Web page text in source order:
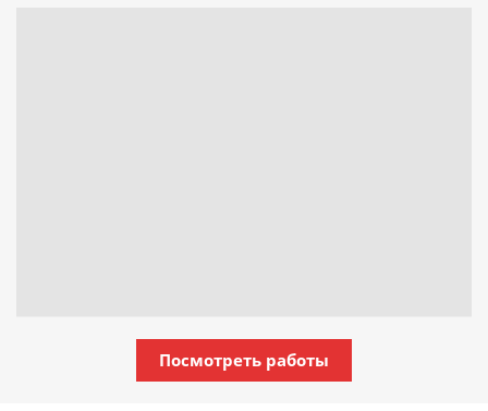
Посмотреть работы